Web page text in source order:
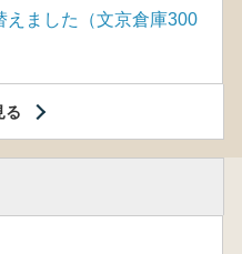
ました（文京倉庫300
る